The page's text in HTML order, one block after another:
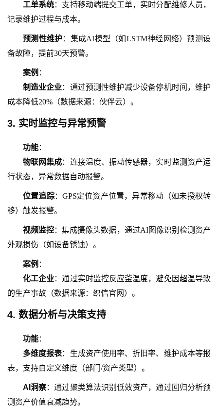
工单系统：支持移动端提交工单，实时分配维修人员，
记录维护过程与成本。
预测性维护：集成AI模型（如LSTM神经网络）预测设
备故障，提前30天预警。
案例 ：
制造业企业：通过预测性维护减少设备停机时间，维护
成本降低20%（数据来源：伙伴云）。
3. 实时监控与异常预警
功能：
物联网集成：连接温度、振动传感器，实时监测资产运
行状态，异常数据自动报警。
位置追踪： GPS定位资产位置，异常移动（如未授权转
移）触发报警。
视频监控：集成摄像头数据，通过AI图像识别检测资产
外观损伤（如设备锈蚀）。
案例 ：
化工企业：通过实时监控反应釜温度，避免因超温导致
的生产事故（数据来源：织信官网）。
4. 数据分析与决策支持
功能：
多维度报表：生成资产使用率、折旧率、维护成本等报
表，支持自定义维度（部门 /资产类型）。
AI洞察：通过聚类算法识别低效资产，通过回归分析预
测资产价值衰减趋势。